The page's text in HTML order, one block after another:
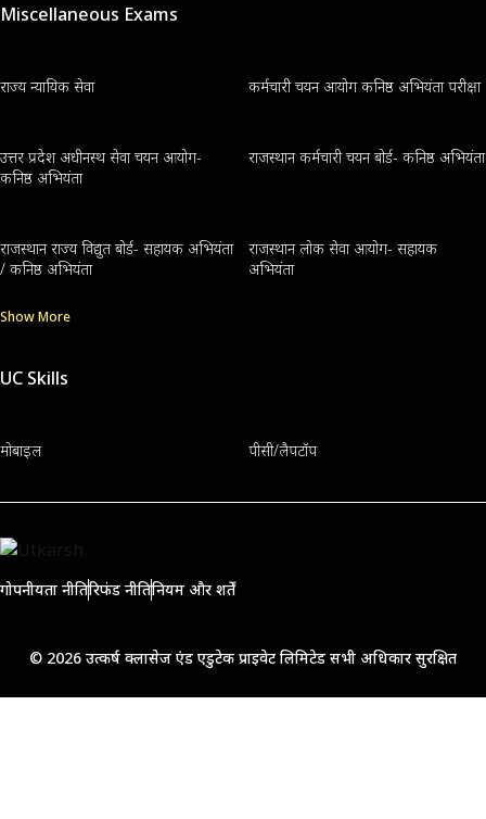
Miscellaneous Exams
राज्य न्यायिक सेवा कर्मचारी चयन आयोग कनिष्ठ अभियंता परीक्षा
उत्तर प्रदेश अधीनस्थ सेवा चयन आयोग-
कनिष्ठ अभियंता
राजस्थान कर्मचारी चयन बोर्ड- कनिष्ठ अभियंता
राजस्थान राज्य विद्युत बोर्ड- सहायक अभियंता
/ कनिष्ठ अभियंता
राजस्थान लोक सेवा आयोग- सहायक
अभियंता
Show More
UC Skills
मोबाइल पीसी/लैपटॉप
गोपनीयता नीतिरिफंड नीतिनियम और शर्तें
© 2026 उत्कर्ष क्लासेज एंड एडुटेक प्राइवेट लिमिटेड सभी अधिकार सुरक्षित